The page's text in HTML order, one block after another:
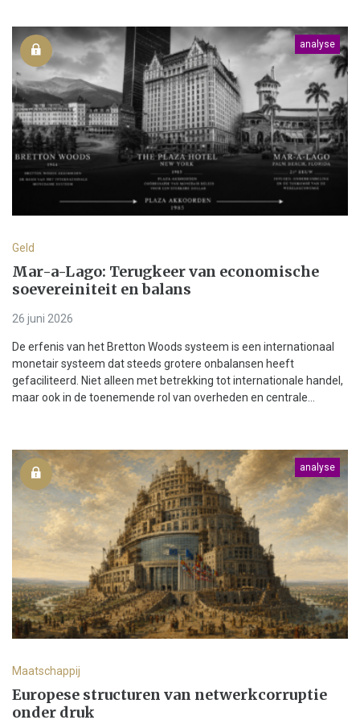
analyse
Geld
Mar-a-Lago: Terugkeer van economische
soevereiniteit en balans
26 juni 2026
De erfenis van het Bretton Woods systeem is een internationaal
monetair systeem dat steeds grotere onbalansen heeft
gefaciliteerd. Niet alleen met betrekking tot internationale handel,
maar ook in de toenemende rol van overheden en centrale...
analyse
Maatschappij
Europese structuren van netwerkcorruptie
onder druk